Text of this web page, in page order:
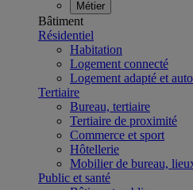
Métier
Bâtiment
Résidentiel
Habitation
Logement connecté
Logement adapté et
Tertiaire
Bureau, tertiaire
Tertiaire de proximité
Commerce et sport
Hôtellerie
Mobilier de bureau,
Public et santé